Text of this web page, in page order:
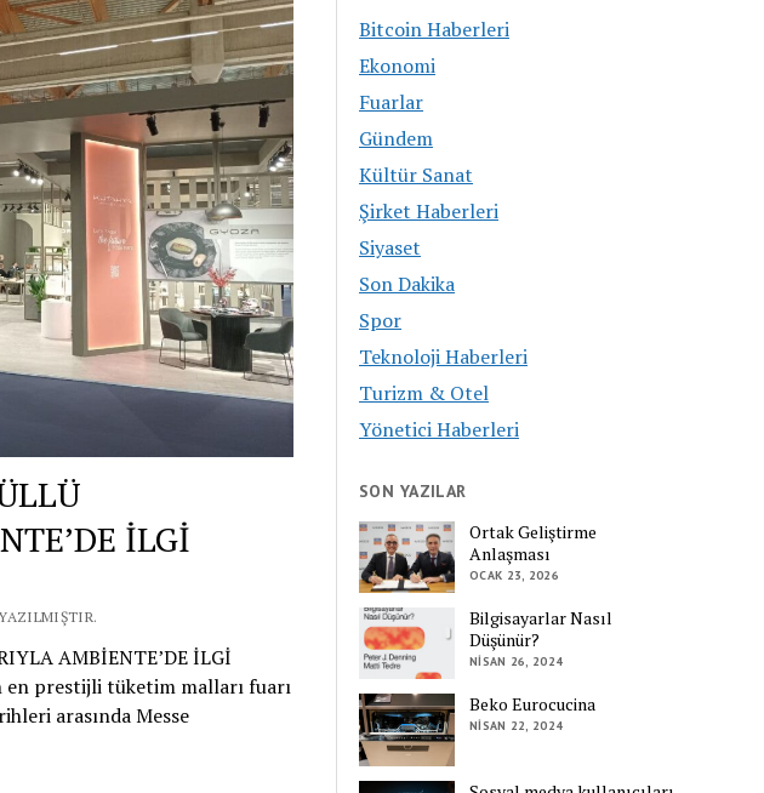
İLGİ
AMBİENTE’DE İLGİ
en prestijli tüketim malları fuarı
arasında Messe
Bitcoin Haberleri
Ekonomi
Fuarlar
Gündem
Kültür Sanat
Şirket Haberleri
Siyaset
Son Dakika
Spor
Teknoloji Haberleri
Turizm & Otel
Yönetici Haberleri
SON YAZILAR
Ortak Geliştirme
Anlaşması
OCAK 23, 2026
Bilgisayarlar Nasıl
Düşünür?
NISAN 26, 2024
Beko Eurocucina
NISAN 22, 2024